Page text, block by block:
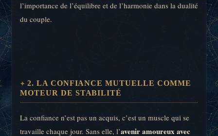
l’importance de l’équilibre et de l’harmonie dans la dualité
du couple.
2. LA CONFIANCE MUTUELLE COMME
MOTEUR DE STABILITÉ
La confiance n’est pas un acquis, c’est un muscle qui se
travaille chaque jour. Sans elle, l’avenir amoureux avec